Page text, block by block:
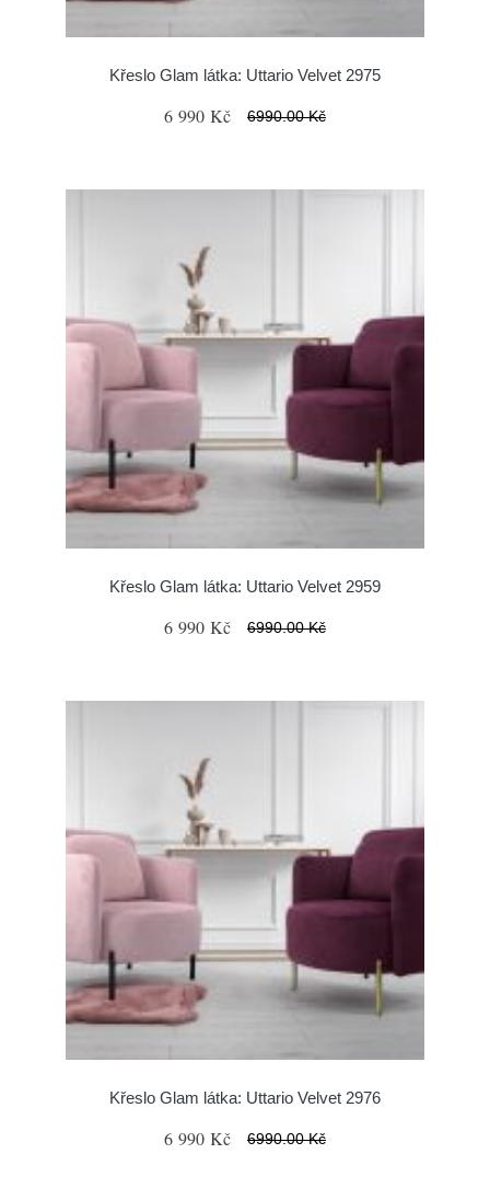
Křeslo Glam látka: Uttario Velvet 2975
6 990 Kč 6990.00 Kč
Křeslo Glam látka: Uttario Velvet 2959
6 990 Kč 6990.00 Kč
Křeslo Glam látka: Uttario Velvet 2976
6 990 Kč 6990.00 Kč